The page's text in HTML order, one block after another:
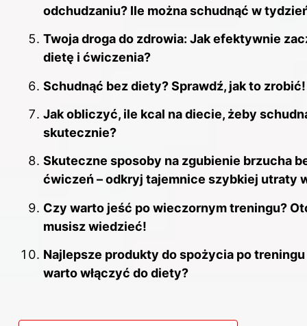
odchudzaniu? Ile można schudnąć w
Twoja droga do zdrowia: Jak efektywnie
dietę i ćwiczenia?
Schudnąć bez diety? Sprawdź, jak to zrobić!
Jak obliczyć, ile kcal na diecie, żeby
skutecznie?
Skuteczne sposoby na zgubienie brzucha
ćwiczeń – odkryj tajemnice szybkiej utraty
Czy warto jeść po wieczornym treningu?
musisz wiedzieć!
Najlepsze produkty do spożycia po treningu
warto włączyć do diety?